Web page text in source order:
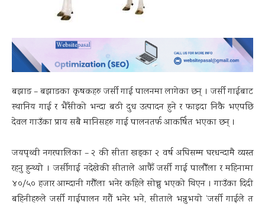
बझाङ – बझाङका कृषकहरु जर्सी गाई पालनमा लागेका छन् । जर्सी गाईबाट
स्थानिय गाई र भैँसीको भन्दा बढी दुध उत्पादन हुने र फाइदा निकै भएपछि
देवल गाउँका प्राय सबै मानिसहरु गाई पालनतर्फ आकर्षित भएका छन् ।
जयपृथ्वी नगरपालिका – २ की सीता खड्का २ वर्ष अघिसम्म घरधन्दामै व्यस्त
रहनु हुन्थ्यो । जर्सीगाई नदेखेकी सीताले आफैँ जर्सी गाई पालौँला र महिनामा
४०/५० हजार आम्दानी गरौँला भनेर कहिले सोच्नु भएको थिएन । गाउँका दिदी
बहिनीहरुले जर्सी गाईपालन गरौं भनेर भने, सीताले भन्नुभयो ‘जर्सी गाईले त